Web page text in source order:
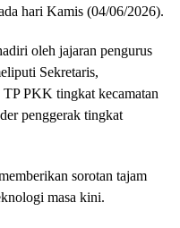
hari Kamis (04/06/2026).
oleh jajaran pengurus
Sekretaris,
PKK tingkat kecamatan
penggerak tingkat
sorotan tajam
masa kini.